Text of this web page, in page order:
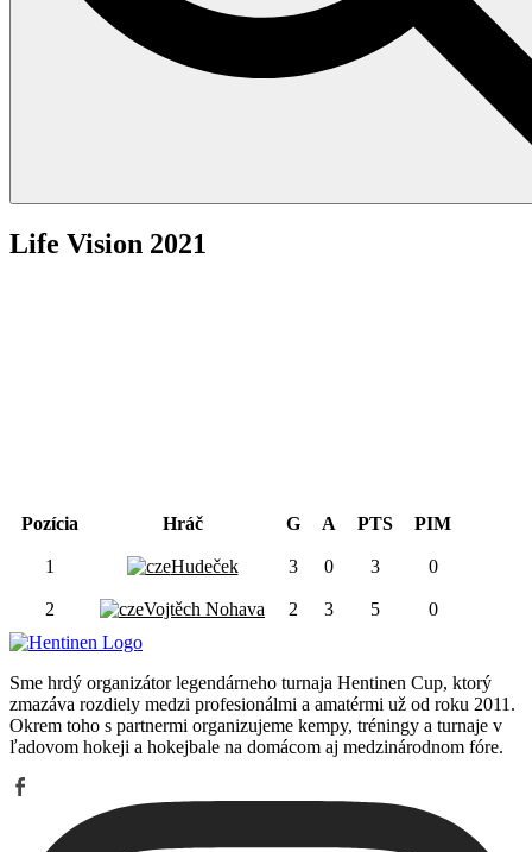
Life Vision 2021
Pozícia Hráč G A PTS PIM
1 Hudeček 3 0 3 0
2 Vojtěch Nohava 2 3 5 0
Sme hrdý organizátor legendárneho turnaja Hentinen Cup, ktorý
zmazáva rozdiely medzi profesionálmi a amatérmi už od roku 2011.
Okrem toho s partnermi organizujeme kempy, tréningy a turnaje v
ľadovom hokeji a hokejbale na domácom aj medzinárodnom fóre.